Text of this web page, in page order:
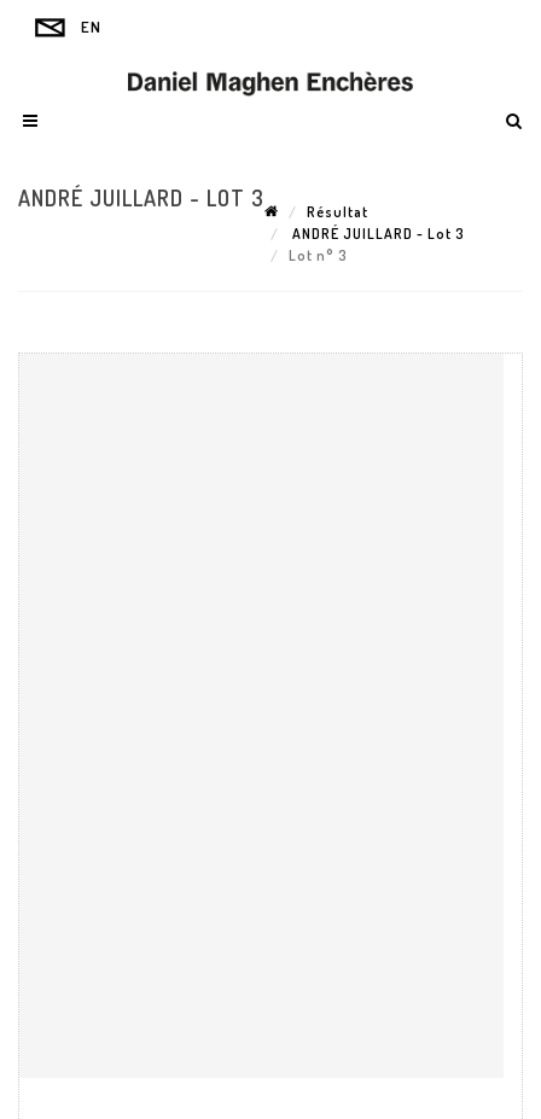
ANDRÉ JUILLARD - LOT 3
Résultat
ANDRÉ JUILLARD - Lot 3
Lot n° 3